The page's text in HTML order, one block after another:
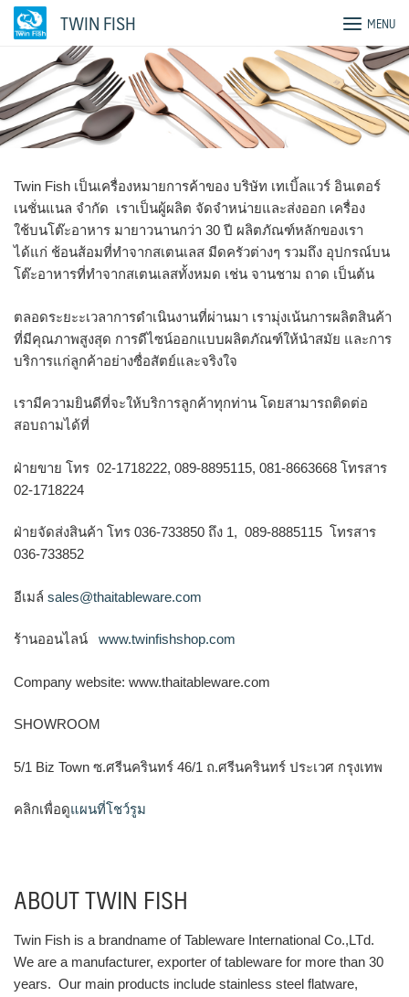
Skip
TWIN FISH MENU
Twin Fish เป็นเครื่องหมายการค้าของ บริษัท เทเบิ้ลแวร์ อินเตอร์
เนชั่นแนล จำกัด เราเป็นผู้ผลิต จัดจำหน่ายและส่งออก เครื่อง
ใช้บนโต๊ะอาหาร มายาวนานกว่า 30 ปี ผลิตภัณฑ์หลักของเรา
ได้แก่ ช้อนส้อมที่ทำจากสเตนเลส มีดครัวต่างๆ รวมถึง อุปกรณ์บน
โต๊ะอาหารที่ทำจากสเตนเลสทั้งหมด เช่น จานชาม ถาด เป็นต้น
ตลอดระยะะเวลาการดำเนินงานที่ผ่านมา เรามุ่งเน้นการผลิตสินค้า
ที่มีคุณภาพสูงสุด การดีไซน์ออกแบบผลิตภัณฑ์ให้นำสมัย และการ
บริการแก่ลูกค้าอย่างซื่อสัตย์และจริงใจ
เรามีความยินดีที่จะให้บริการลูกค้าทุกท่าน โดยสามารถติดต่อ
สอบถามได้ที่
ฝ่ายขาย โทร 02-1718222, 089-8895115, 081-8663668 โทรสาร
02-1718224
ฝ่ายจัดส่งสินค้า โทร 036-733850 ถึง 1, 089-8885115 โทรสาร
036-733852
อีเมล์ sales@thaitableware.com
ร้านออนไลน์ www.twinfishshop.com
Company website: www.thaitableware.com
SHOWROOM
5/1 Biz Town ซ.ศรีนครินทร์ 46/1 ถ.ศรีนครินทร์ ประเวศ กรุงเทพ
คลิกเพื่อดูแผนที่โชว์รูม
ABOUT TWIN FISH
Twin Fish is a brandname of Tableware International Co.,LTd.
We are a manufacturer, exporter of tableware for more than 30
years. Our main products include stainless steel flatware,